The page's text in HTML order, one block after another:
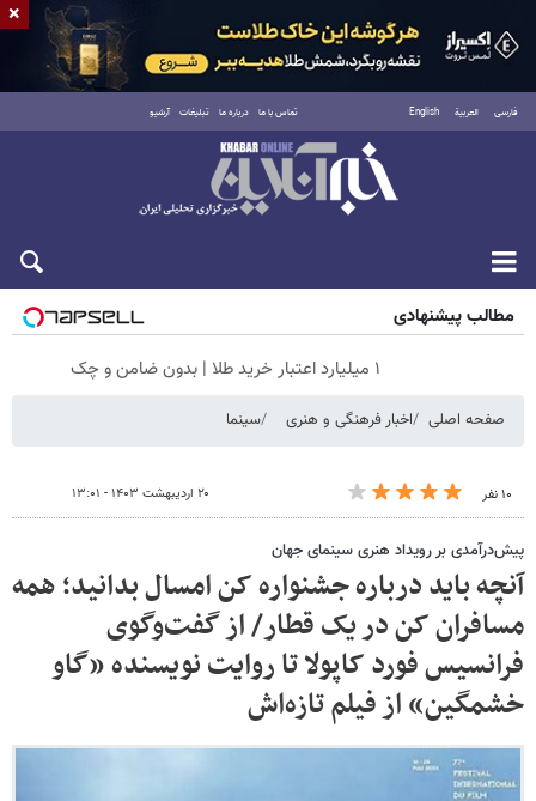
فارسی العربية English تماس با ما درباره ما تبلیغات آرشیو
جمعه ۱۶ مرداد ۱۴۰۵
مطالب پیشنهادی
۱ میلیارد اعتبار خرید طلا | بدون ضامن و چک
صفحه اصلی اخبار فرهنگی و هنری سینما
۱۰ نفر ۲۰ اردیبهشت ۱۴۰۳ - ۱۳:۰۱
پیش‌درآمدی بر رویداد هنری سینمای جهان
آنچه باید درباره جشنواره کن امسال بدانید؛ همه
مسافران کن در یک قطار/ از گفت‌وگوی
فرانسیس فورد کاپولا تا روایت نویسنده «گاو
خشمگین» از فیلم تازه‌اش
×